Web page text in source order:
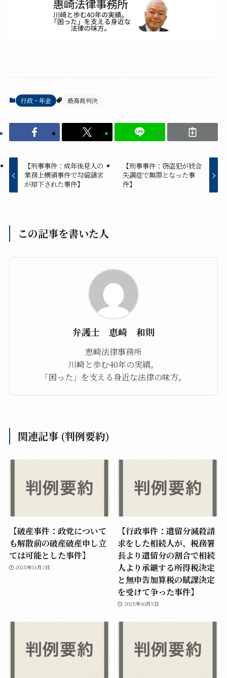
行政・年金 最高裁判決
【刑事事件：成年後見人の
業務上横領事件で勾留請求
が却下された事件】
【刑事事件：窃盗犯が統合
失調症で無罪となった事
件】
この記事を書いた人
弁護士 恵崎 和則
恵崎法律事務所
川崎と歩む40年の実績。
「困った」を支える身近な法律の味方。
関連記事 (判例要約)
【破産事件：政党について
も解散前の破産破産申し立
ては可能とした事件】
2025年11月2日
【行政事件：遺留分減殺請
求をした相続人が、税務署
長より遺留分の割合で相続
人より承継する所得税決定
と無申告加算税の賦課決定
を受けて争った事件】
2025年10月5日